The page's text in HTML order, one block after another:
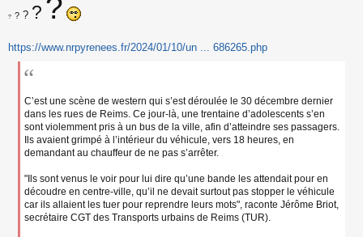
s
g
? ? ? ? ?
https://www.nrpyrenees.fr/2024/01/10/un ... 686265.php
C’est une scène de western qui s’est déroulée le 30 décembre dernier
dans les rues de Reims. Ce jour-là, une trentaine d’adolescents s’en
sont violemment pris à un bus de la ville, afin d’atteindre ses passagers.
Ils avaient grimpé à l’intérieur du véhicule, vers 18 heures, en
demandant au chauffeur de ne pas s’arrêter.
"Ils sont venus le voir pour lui dire qu’une bande les attendait pour en
découdre en centre-ville, qu’il ne devait surtout pas stopper le véhicule
car ils allaient les tuer pour reprendre leurs mots", raconte Jérôme Briot,
secrétaire CGT des Transports urbains de Reims (TUR).